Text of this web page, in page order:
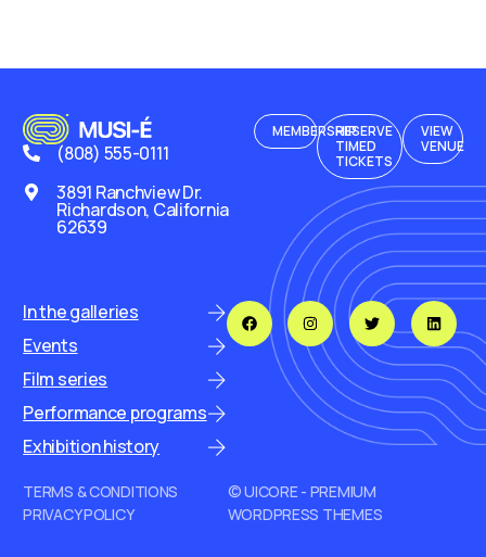
(808) 555-0111
3891 Ranchview Dr.
Richardson, California
62639
MEMBERSHIPRESERVE
TIMED
TICKETS
VIEW
VENUE
In the galleries
Events
Film series
Performance programs
Exhibition history
TERMS & CONDITIONS
PRIVACY POLICY
© UICORE - PREMIUM
WORDPRESS THEMES